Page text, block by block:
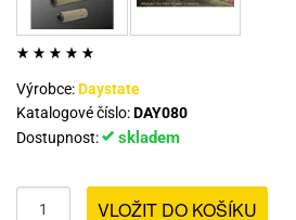
Výrobce:Daystate
Katalogové číslo:DAY080
Dostupnost:
skladem
VLOŽIT DO KOŠÍKU